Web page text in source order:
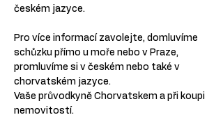
českém jazyce.
Pro více informací zavolejte, domluvíme
schůzku přímo u moře nebo v Praze,
promluvíme si v českém nebo také v
chorvatském jazyce.
Vaše průvodkyně Chorvatskem a při koupi
nemovitostí.